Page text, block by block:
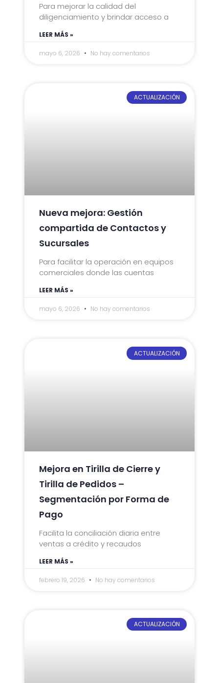
Para mejorar la calidad del
diligenciamiento y brindar acceso a
LEER MÁS »
mayo 6, 2026 No hay comentarios
ACTUALIZACIÓN
Nueva mejora: Gestión
compartida de Contactos y
Sucursales
Para facilitar la operación en equipos
comerciales donde las cuentas
LEER MÁS »
mayo 6, 2026 No hay comentarios
ACTUALIZACIÓN
Mejora en Tirilla de Cierre y
Tirilla de Pedidos –
Segmentación por Forma de
Pago
Facilita la conciliación diaria entre
ventas a crédito y recaudos
LEER MÁS »
febrero 19, 2026 No hay comentarios
ACTUALIZACIÓN